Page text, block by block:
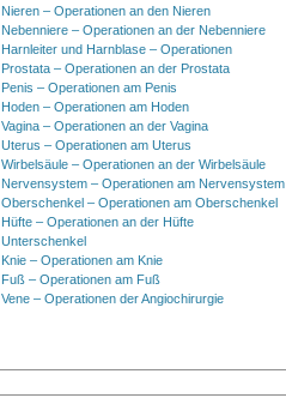
Nieren – Operationen an den Nieren
Nebenniere – Operationen an der Nebenniere
Harnleiter und Harnblase – Operationen
Prostata – Operationen an der Prostata
Penis – Operationen am Penis
Hoden – Operationen am Hoden
Vagina – Operationen an der Vagina
Uterus – Operationen am Uterus
Wirbelsäule – Operationen an der Wirbelsäule
Nervensystem – Operationen am Nervensystem
Oberschenkel – Operationen am Oberschenkel
Hüfte – Operationen an der Hüfte
Unterschenkel
Knie – Operationen am Knie
Fuß – Operationen am Fuß
Vene – Operationen der Angiochirurgie